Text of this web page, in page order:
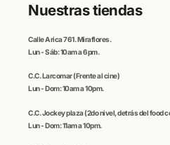
Nuestras tiendas
CalleArica761. Miraflores.
Lun - Sáb: 10am a 6pm.
C.C. Larcomar(Frente al cine)
Lun - Dom: 10am a 10pm.
C.C.Jockey plaza (2do nivel, detrás del food
Lun - Dom: 11am a 10pm.